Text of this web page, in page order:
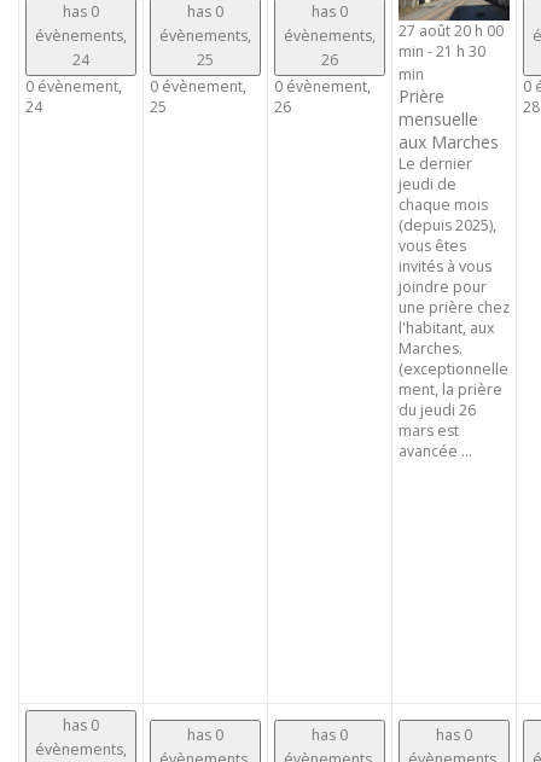
has 0
évènements,
24
0 évènement,
24
has 0
évènements,
25
0 évènement,
25
has 0
évènements,
26
0 évènement,
26
27 août 20 h 00
min -21 h 30
min
Prière
mensuelle
aux Marches
Le dernier
jeudi de
chaque mois
(depuis 2025),
vous êtes
invités à vous
joindre pour
une prière chez
l'habitant, aux
Marches.
(exceptionnelle
ment, la prière
du jeudi 26
mars est
avancée ...
0
28
has 0
évènements,
has 0
has 0
has 0